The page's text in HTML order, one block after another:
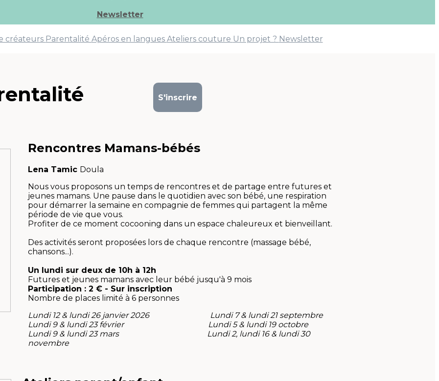
Newsletter
créateurs Parentalité Apéros en langues Ateliers couture Un projet ? Newsletter
S'inscrire
Rencontres Mamans-bébés
Lena Tamic Doula
Nous vous proposons un temps de rencontres et de partage entre futures et
jeunes mamans. Une pause dans le quotidien avec son bébé, une respiration
pour démarrer la semaine en compagnie de femmes qui partagent la même
période de vie que vous.
Profiter de ce moment cocooning dans un espace chaleureux et bienveillant.
Des activités seront proposées lors de chaque rencontre (massage bébé,
chansons...).
Un lundi sur deux de 10h à 12h
Futures et jeunes mamans avec leur bébé jusqu'à 9 mois
Participation : 2 € - Sur inscription
Nombre de places limité à 6 personnes
Lundi 12 & lundi 26 janvier 2026 Lundi 7 & lundi 21 septembre
Lundi 9 & lundi 23 février Lundi 5 & lundi 19 octobre
Lundi 9 & lundi 23 mars Lundi 2, lundi 16 & lundi 30
novembre